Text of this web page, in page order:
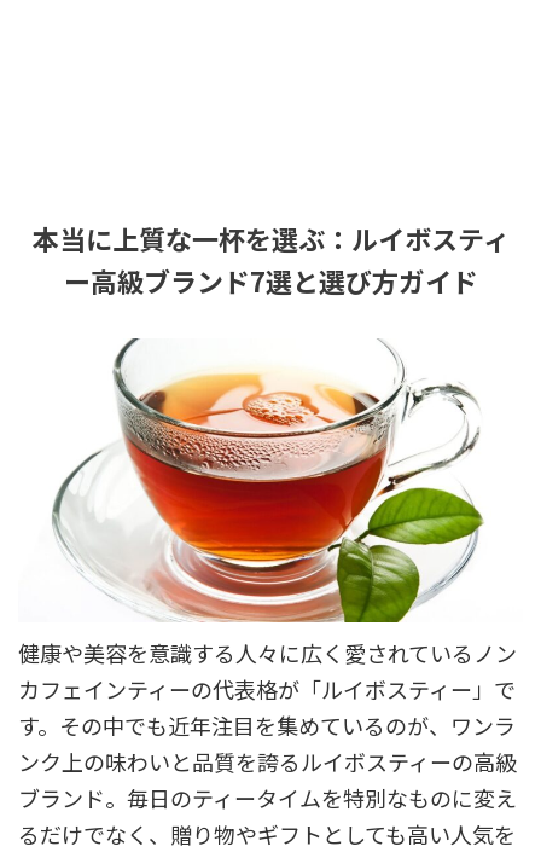
本当に上質な一杯を選ぶ：ルイボスティ
ー高級ブランド7選と選び方ガイド
健康や美容を意識する人々に広く愛されているノン
カフェインティーの代表格が「ルイボスティー」で
す。その中でも近年注目を集めているのが、ワンラ
ンク上の味わいと品質を誇るルイボスティーの高級
ブランド。毎日のティータイムを特別なものに変え
るだけでなく、贈り物やギフトとしても高い人気を